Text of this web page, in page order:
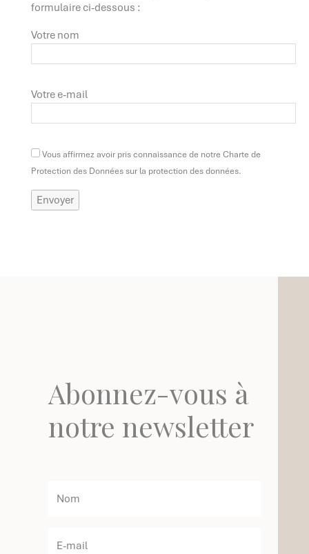
formulaire ci-dessous :
Votre nom
Votre e-mail
Vous affirmez avoir pris connaissance de notre Charte de
Protection des Données sur la protection des données.
Abonnez-vous à
notre newsletter